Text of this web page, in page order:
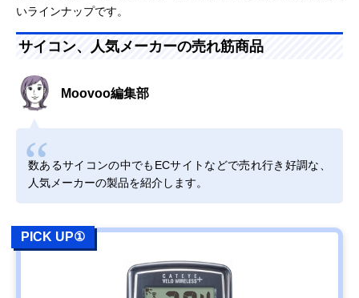
いラインナップです。
サイコン、人気メーカーの売れ筋商品
Moovoo編集部
数あるサイコンの中でもECサイトなどで売れ行き好調な、
人気メーカーの製品を紹介します。
PICK UP①